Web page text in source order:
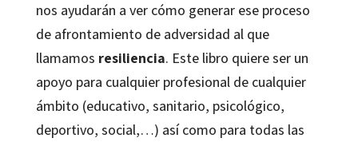
nos ayudarán a ver cómo generar ese proceso
de afrontamiento de adversidad al que
llamamos resiliencia. Este libro quiere ser un
apoyo para cualquier profesional de cualquier
ámbito (educativo, sanitario, psicológico,
deportivo, social,…) así como para todas las